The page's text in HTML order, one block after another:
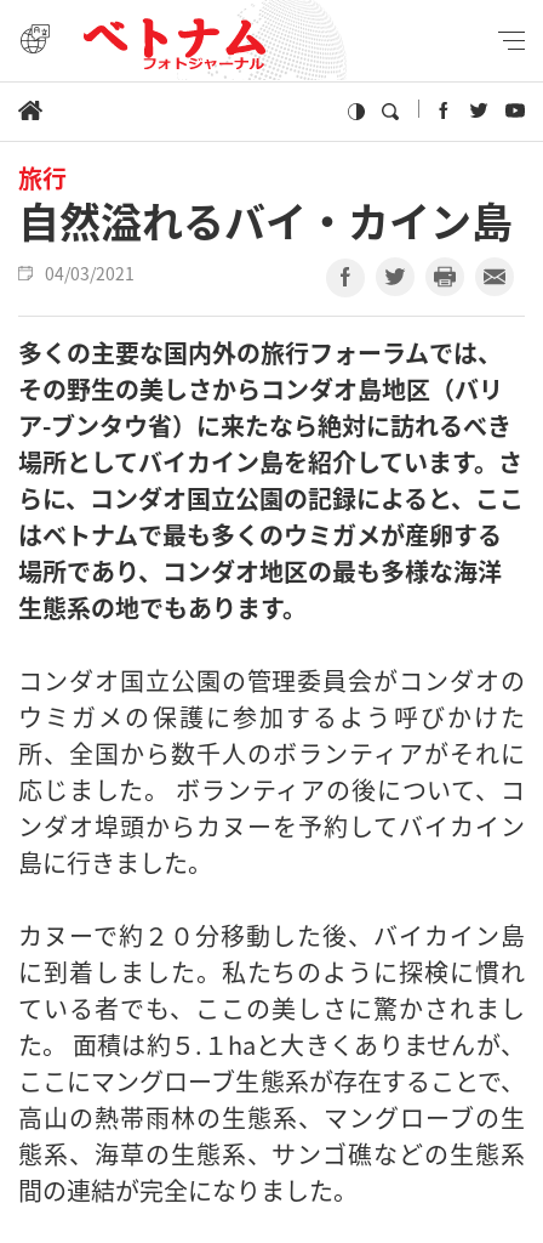
旅行
自然溢れるバイ・カイン島
04/03/2021
多くの主要な国内外の旅行フォーラムでは、
その野生の美しさからコンダオ島地区（バリ
ア-ブンタウ省）に来たなら絶対に訪れるべき
場所としてバイカイン島を紹介しています。さ
らに、コンダオ国立公園の記録によると、ここ
はベトナムで最も多くのウミガメが産卵する
場所であり、コンダオ地区の最も多様な海洋
生態系の地でもあります。
コンダオ国立公園の管理委員会がコンダオの
ウミガメの保護に参加するよう呼びかけた
所、全国から数千人のボランティアがそれに
応じました。 ボランティアの後について、コ
ンダオ埠頭からカヌーを予約してバイカイン
島に行きました。
カヌーで約２０分移動した後、バイカイン島
に到着しました。私たちのように探検に慣れ
ている者でも、ここの美しさに驚かされまし
た。 面積は約５.１haと大きくありませんが、
ここにマングローブ生態系が存在することで、
高山の熱帯雨林の生態系、マングローブの生
態系、海草の生態系、サンゴ礁などの生態系
間の連結が完全になりました。